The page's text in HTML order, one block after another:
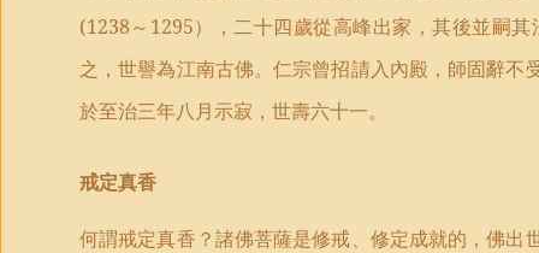
(1238～ 1295），二十四歲從高峰出家，其後並嗣
之，世譽為江南古佛。仁宗曾招請入內殿，師固辭
於至治三年八月示寂，世壽六十一。
戒定真香
何謂戒定真香？諸佛菩薩是修戒、修定成就的，佛